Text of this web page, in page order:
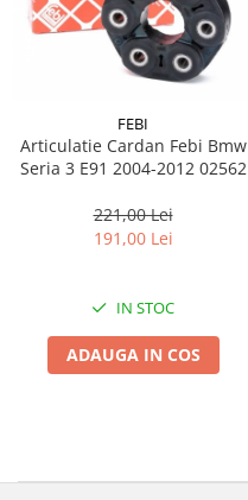
FEBI
Articulatie Cardan Febi Bmw
Seria 3 E91 2004-2012 02562
221,00 Lei
191,00 Lei
IN STOC
ADAUGA IN COS